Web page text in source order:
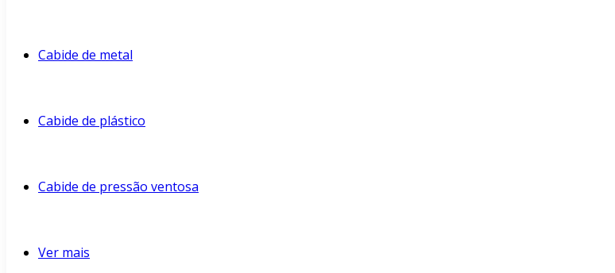
Cabide de metal
Cabide de plástico
Cabide de pressão ventosa
Ver mais